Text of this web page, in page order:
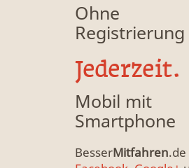
Ohne
Registrierung
Jederzeit.
Mobil mit
Smartphone
BesserMitfahren.de